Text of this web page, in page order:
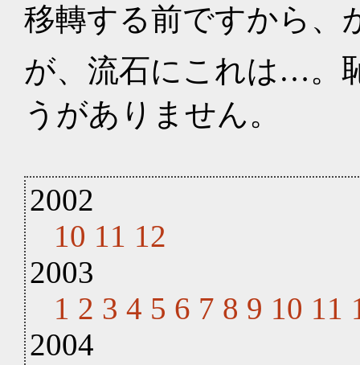
移轉する前ですから、
が、流石にこれは…。
うがありません。
2002
10 11 12
2003
1 2 3 4 5 6 7 8 9 10 11
2004